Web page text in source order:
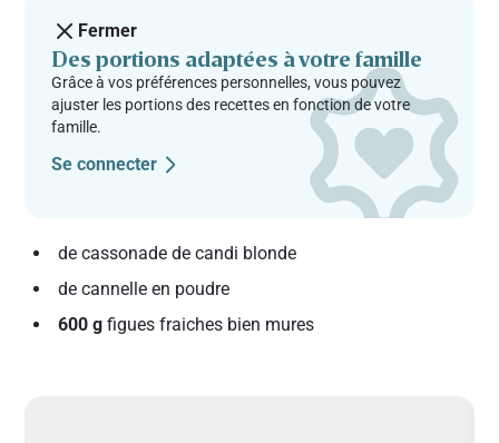
Fermer
Des portions adaptées à votre famille
Grâce à vos préférences personnelles, vous pouvez
ajuster les portions des recettes en fonction de votre
famille.
Se connecter
de cassonade de candi blonde
de cannelle en poudre
600 g figues fraiches bien mures